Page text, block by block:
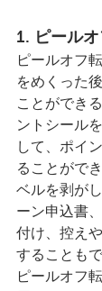
1. ピール
ピールオフ
をめくった
ことができ
ントシール
して、ポイ
ることがで
ベルを剥が
ーン申込書
付け、控え
することもで
ピールオフ